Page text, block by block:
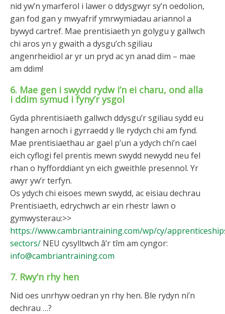
nid yw’n ymarferol i lawer o ddysgwyr sy’n oedolion,
gan fod gan y mwyafrif ymrwymiadau ariannol a
bywyd cartref. Mae prentisiaeth yn golygu y gallwch
chi aros yn y gwaith a dysgu’ch sgiliau
angenrheidiol ar yr un pryd ac yn anad dim – mae
am ddim!
6. Mae gen i swydd rydw i’n ei charu, ond alla
i ddim symud i fyny’r ysgol
Gyda phrentisiaeth gallwch ddysgu’r sgiliau sydd eu
hangen arnoch i gyrraedd y lle rydych chi am fynd.
Mae prentisiaethau ar gael p’un a ydych chi’n cael
eich cyflogi fel prentis mewn swydd newydd neu fel
rhan o hyfforddiant yn eich gweithle presennol. Yr
awyr yw’r terfyn.
Os ydych chi eisoes mewn swydd, ac eisiau dechrau
Prentisiaeth, edrychwch ar ein rhestr lawn o
gymwysterau:>>
https://www.cambriantraining.com/wp/cy/
sectors/ NEU cysylltwch â’r tîm am cyngor:
info@cambriantraining.com
7. Rwy’n rhy hen
Nid oes unrhyw oedran yn rhy hen. Ble rydyn ni’n
dechrau …?